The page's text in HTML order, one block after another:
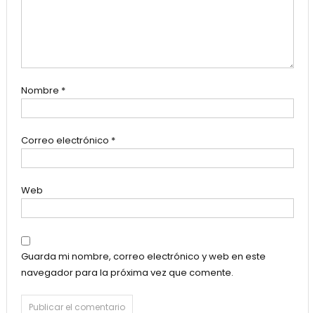
Nombre *
Correo electrónico *
Web
Guarda mi nombre, correo electrónico y web en este
navegador para la próxima vez que comente.